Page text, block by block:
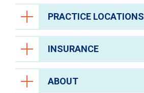
PRACTICE LOCATIONS
INSURANCE
ABOUT